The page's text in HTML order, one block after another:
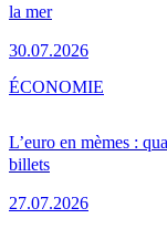
la mer
30.07.2026
L’euro en mèmes :
billets
27.07.2026
ÉCONOMIE